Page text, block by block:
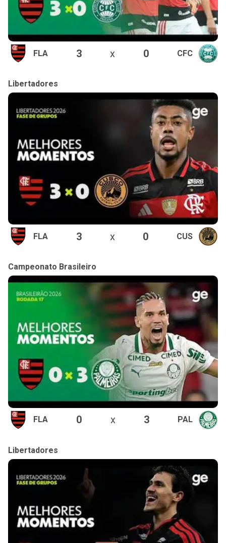
FLA 3 x 0 CFC
Libertadores
FLA 3 x 0 CUS
Campeonato Brasileiro
FLA 0 x 3 PAL
Libertadores